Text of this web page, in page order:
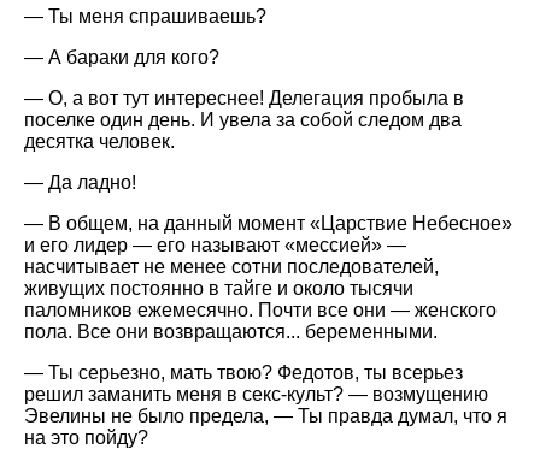
— Ты меня спрашиваешь?
— А бараки для кого?
— О, а вот тут интереснее! Делегация пробыла в
поселке один день. И увела за собой следом два
десятка человек.
— Да ладно!
— В общем, на данный момент
Царствие Небесное
и его лидер — его называют
мессией
—
насчитывает не менее сотни последователей,
живущих постоянно в тайге и около тысячи
паломников ежемесячно. Почти все они — женского
пола. Все они возвращаются... беременными.
— Ты серьезно, мать твою? Федотов, ты всерьез
решил заманить меня в секс-культ? — возмущению
Эвелины не было предела, — Ты правда думал, что я
на это пойду?